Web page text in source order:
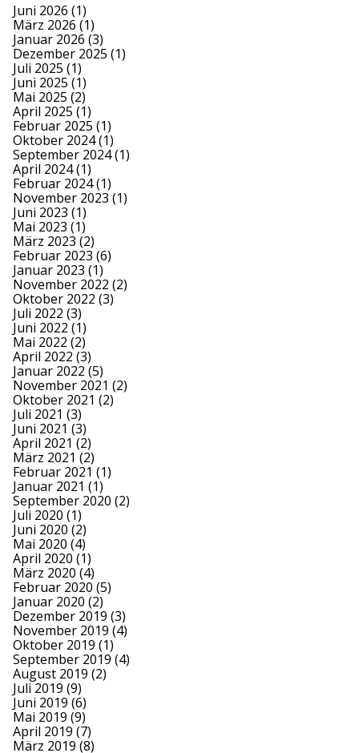
Juni 2026 (1)
März 2026 (1)
Januar 2026 (3)
Dezember 2025 (1)
Juli 2025 (1)
Juni 2025 (1)
Mai 2025 (2)
April 2025 (1)
Februar 2025 (1)
Oktober 2024(1)
September 2024(1)
April 2024(1)
Februar 2024(1)
November 2023 (1)
Juni 2023 (1)
Mai 2023 (1)
März 2023 (2)
Februar 2023 (6)
Januar 2023 (1)
November 2022 (2)
Oktober 2022 (3)
Juli 2022 (3)
Juni 2022 (1)
Mai 2022 (2)
April 2022 (3)
Januar 2022 (5)
November 2021 (2)
Oktober 2021 (2)
Juli 2021 (3)
Juni 2021 (3)
April 2021 (2)
März 2021 (2)
Februar 2021 (1)
Januar 2021 (1)
September 2020 (2)
Juli 2020 (1)
Juni 2020 (2)
Mai 2020 (4)
April 2020 (1)
März 2020 (4)
Februar 2020 (5)
Januar 2020 (2)
Dezember 2019 (3)
November 2019 (4)
Oktober 2019 (1)
September 2019 (4)
August 2019 (2)
Juli 2019 (9)
Juni 2019 (6)
Mai 2019 (9)
April 2019 (7)
März 2019 (8)